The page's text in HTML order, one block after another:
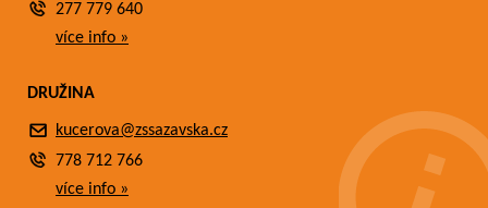
277 779 640
více info »
DRUŽINA
kucerova@zssazavska.cz
778 712 766
více info »